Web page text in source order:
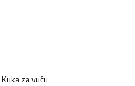
Kuka za vuču